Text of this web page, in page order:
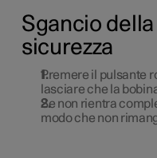
Sgancio
sicurezza
Premere il pulsante
lasciare che la
Se non rientra
modo che non